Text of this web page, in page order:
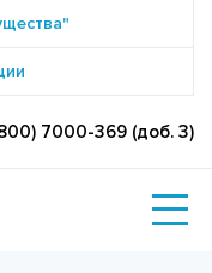
7000-369 (доб. 3)